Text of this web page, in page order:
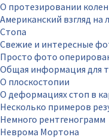
О протезировании
Американский взгляд на
Стопа
Свежие и интересные
Просто фото
Общая информация для
О плоскостопии
О деформациях стоп в
Несколько примеров
Немного рентгенограмм
Неврома Мортона